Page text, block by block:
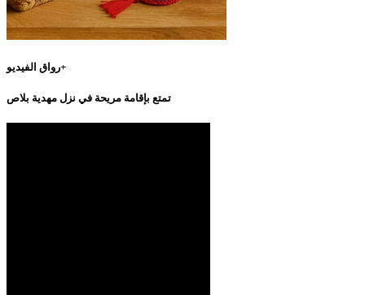
رواق الفيديو+
تمتع بإقامة مريحة في نزل مهدية بلاص